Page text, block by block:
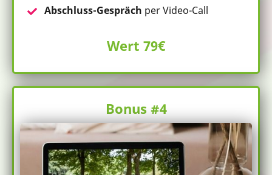
Abschluss-Gespräch per Video-Call
Wert 79€
Bonus #4